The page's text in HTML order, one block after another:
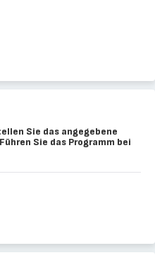
Sie das angegebene
Sie das Programm bei